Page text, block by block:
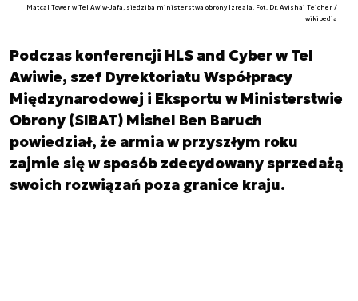
Matcal Tower w Tel Awiw-Jafa, siedziba ministerstwa obrony Izreala. Fot. Dr. Avishai Teicher /
wikipedia
Podczas konferencji HLS and Cyber w Tel
Awiwie, szef Dyrektoriatu Współpracy
Międzynarodowej i Eksportu w Ministerstwie
Obrony (SIBAT) Mishel Ben Baruch
powiedział, że armia w przyszłym roku
zajmie się w sposób zdecydowany sprzedażą
swoich rozwiązań poza granice kraju.